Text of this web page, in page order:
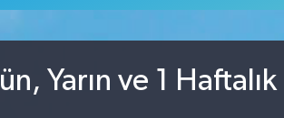
Yarın ve 1